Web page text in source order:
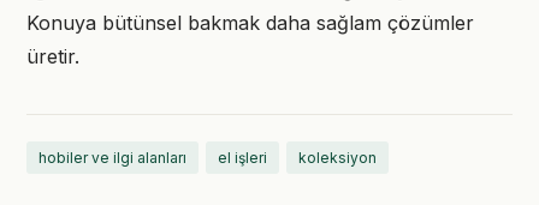
Konuya bütünsel bakmak daha sağlam çözümler
üretir.
hobiler ve ilgi alanları el işleri koleksiyon